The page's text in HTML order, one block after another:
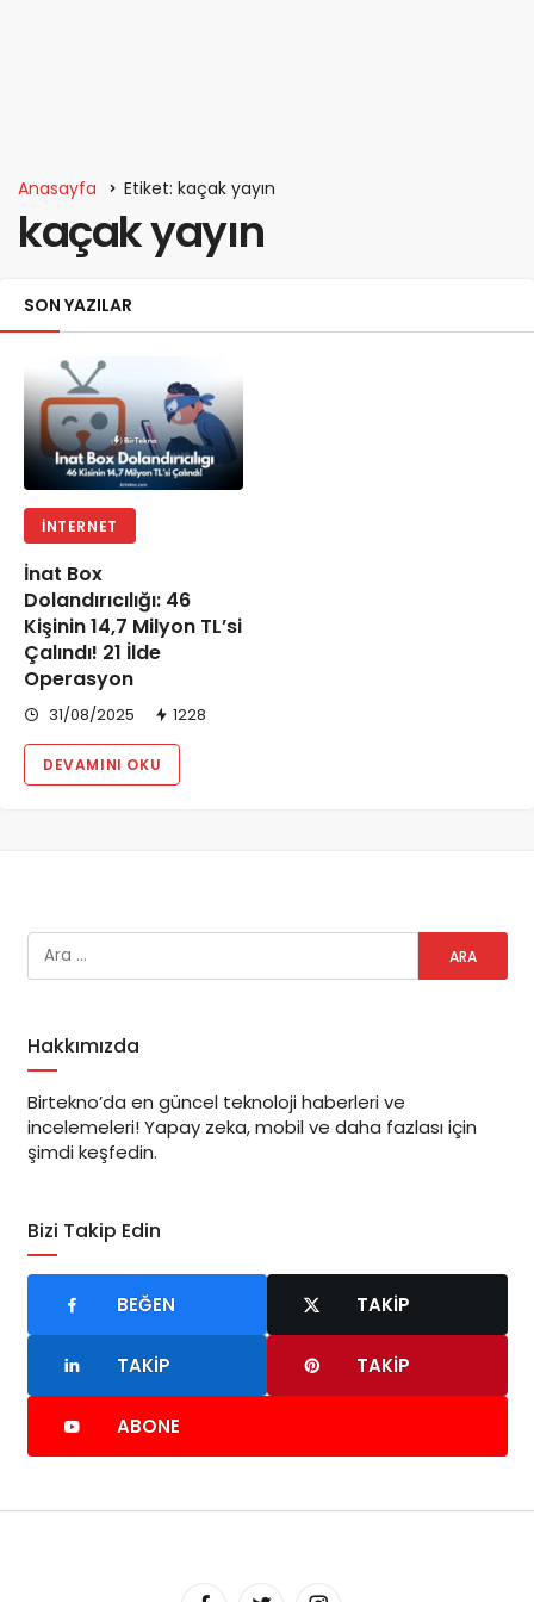
Anasayfa Etiket: kaçak yayın
kaçak yayın
SON YAZILAR
İNTERNET
İnat Box
Dolandırıcılığı: 46
Kişinin 14,7 Milyon TL’si
Çalındı! 21 İlde
Operasyon
31/08/2025 1228
DEVAMINI OKU
Hakkımızda
Birtekno’da en güncel teknoloji haberleri ve
incelemeleri! Yapay zeka, mobil ve daha fazlası için
şimdi keşfedin.
Bizi Takip Edin
BEĞEN TAKIP
TAKIP TAKIP
ABONE